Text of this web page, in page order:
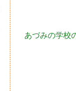
あづみの学校